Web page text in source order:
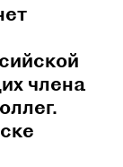
члена